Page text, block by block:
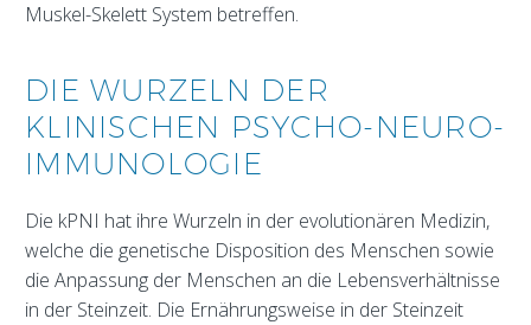
Muskel-Skelett System betreffen.
DIE WURZELN DER
KLINISCHEN PSYCHO-NEURO-
IMMUNOLOGIE
Die kPNI hat ihre Wurzeln in der evolutionären Medizin,
welche die genetische Disposition des Menschen sowie
die Anpassung der Menschen an die Lebensverhältnisse
in der Steinzeit. Die Ernährungsweise in der Steinzeit